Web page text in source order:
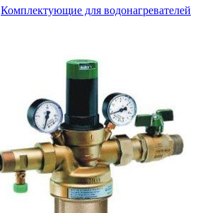
Комплектующие для водонагревателей